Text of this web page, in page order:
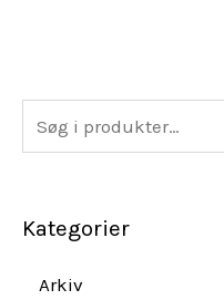
Kategorier
Arkiv